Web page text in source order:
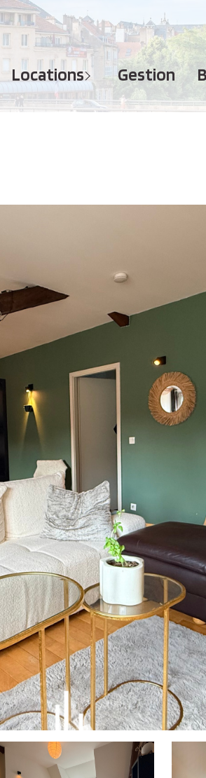
locations
APPARTEMENTS
TERRAINS
IMMEUBLES
GARAGES - PARKINGS
gestion